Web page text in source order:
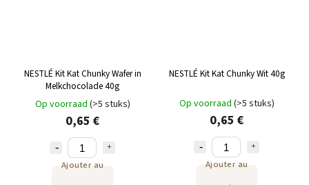
NESTLÉ Kit Kat Chunky Wafer in
Melkchocolade 40g
Op voorraad (>5 stuks)
0,65 €
Ajouter au
NESTLÉ Kit Kat Chunky Wit 40g
Op voorraad (>5 stuks)
0,65 €
Ajouter au